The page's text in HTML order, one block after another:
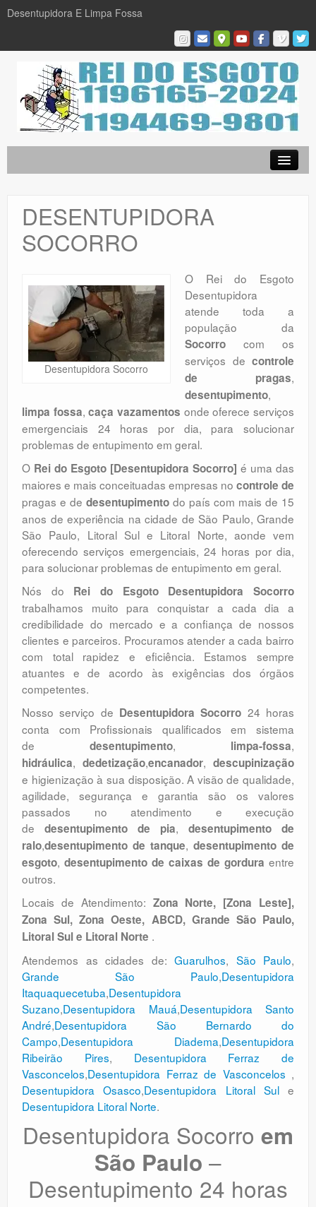
Desentupidora E Limpa Fossa
Limpa Fossa
Caça Vazamentos
Galeria De Fotos
Orçamento
Comentários
DESENTUPIDORA
SOCORRO
Desentupidora Socorro
O Rei do Esgoto
Desentupidora
atende toda a
população da
Socorro com os
serviços de controle
de pragas,
desentupimento,
limpa fossa,caça vazamentos onde oferece serviços
emergenciais 24 horas por dia, para solucionar
problemas de entupimento em geral.
O Rei do Esgoto [Desentupidora Socorro] é uma das
maiores e mais conceituadas empresas no controle de
pragas e de desentupimento do país com mais de 15
anos de experiência na cidade de São Paulo, Grande
São Paulo, Litoral Sul e Litoral Norte, aonde vem
oferecendo serviços emergenciais, 24 horas por dia,
para solucionar problemas de entupimento em geral.
Nós do Rei do Esgoto Desentupidora Socorro
trabalhamos muito para conquistar a cada dia a
credibilidade do mercado e a confiança de nossos
clientes e parceiros. Procuramos atender a cada bairro
com total rapidez e eficiência. Estamos sempre
atuantes e de acordo às exigências dos órgãos
competentes.
Nosso serviço de Desentupidora Socorro 24 horas
conta com Profissionais qualificados em sistema
de desentupimento, limpa-fossa,
hidráulica, dedetização,encanador, descupinização
e higienização à sua disposição. A visão de qualidade,
agilidade, segurança e garantia são os valores
passados no atendimento e execução
de desentupimento de pia, desentupimento de
ralo,desentupimento de tanque, desentupimento de
esgoto, desentupimento de caixas de gordura entre
outros.
Locais de Atendimento: Zona Norte, [Zona Leste],
Zona Sul, Zona Oeste, ABCD, Grande São Paulo,
Litoral Sul e Litoral Norte .
Atendemos as cidades de: Guarulhos, São Paulo,
Grande São Paulo,Desentupidora
Itaquaquecetuba,Desentupidora
Suzano,Desentupidora Mauá,Desentupidora Santo
André,Desentupidora São Bernardo do
Campo,Desentupidora Diadema,Desentupidora
Ribeirão Pires, Desentupidora Ferraz de
Vasconcelos,Desentupidora Ferraz de Vasconcelos ,
Desentupidora Osasco,Desentupidora Litoral Sule
Desentupidora Litoral Norte.
Desentupidora Socorro em
São Paulo –
Desentupimento 24 horas